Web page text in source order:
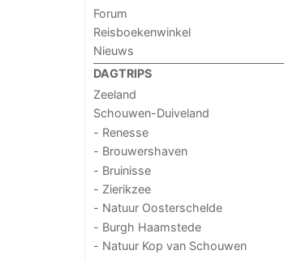
Forum
Reisboekenwinkel
Nieuws
DAGTRIPS
Zeeland
Schouwen-Duiveland
- Renesse
- Brouwershaven
- Bruinisse
- Zierikzee
- Natuur Oosterschelde
- Burgh Haamstede
- Natuur Kop van Schouwen